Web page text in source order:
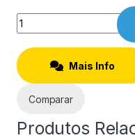
Quantity
Mais Info
Comparar
Produtos